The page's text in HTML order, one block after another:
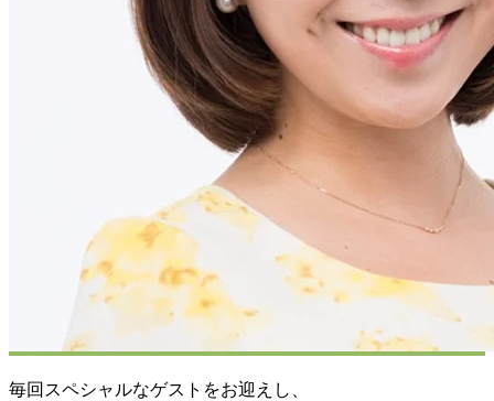
毎回スペシャルなゲストをお迎えし、